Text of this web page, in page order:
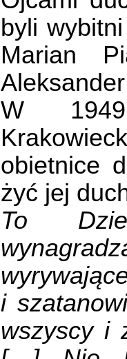
byli
Marian
W
obietnice
żyć jej
To
i
wszyscy i